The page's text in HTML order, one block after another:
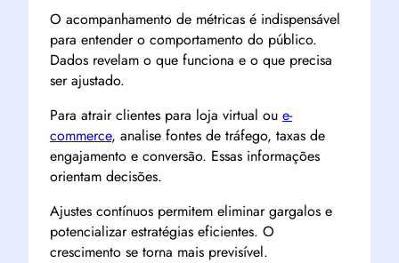
O acompanhamento de métricas é indispensável
para entender o comportamento do público.
Dados revelam o que funciona e o que precisa
ser ajustado.
Para atrair clientes para loja virtual ou e-
commerce, analise fontes de tráfego, taxas de
engajamento e conversão. Essas informações
orientam decisões.
Ajustes contínuos permitem eliminar gargalos e
potencializar estratégias eficientes. O
crescimento se torna mais previsível.